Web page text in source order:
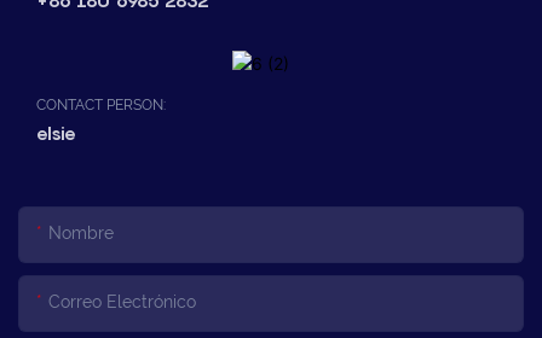
CONTACT PERSON:
elsie
Nombre
Correo Electrónico